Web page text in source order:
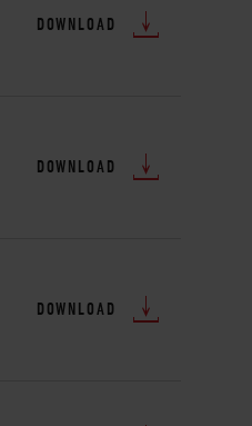
DOWNLOAD
DOWNLOAD
DOWNLOAD